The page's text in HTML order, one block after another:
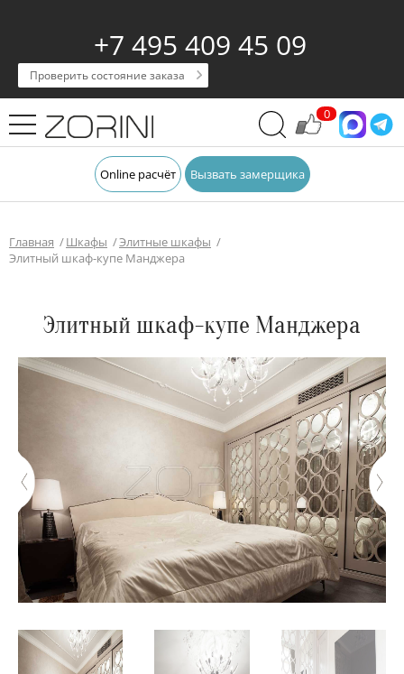
+7 495 409 45 09
Проверить состояние заказа
0
Online расчёт Вызвать замерщика
Главная Шкафы
Элитные шкафы
Элитный шкаф-купе Манджера
Элитный шкаф-купе Манджера